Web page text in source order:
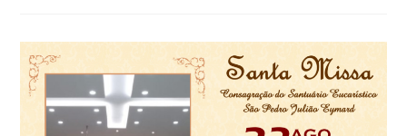
vivo,
30/08.
Participe!